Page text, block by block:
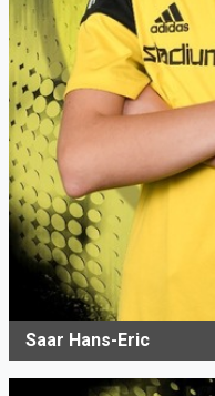
Saar Hans-Eric